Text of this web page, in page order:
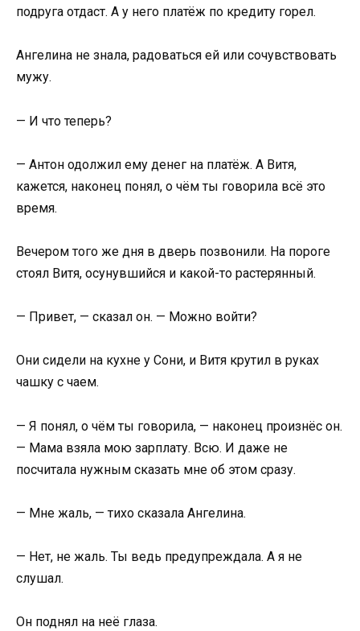
подруга отдаст. А у него платёж по кредиту горел.
Ангелина не знала, радоваться ей или сочувствовать
мужу.
— И что теперь?
— Антон одолжил ему денег на платёж. А Витя,
кажется, наконец понял, о чём ты говорила всё это
время.
Вечером того же дня в дверь позвонили. На пороге
стоял Витя, осунувшийся и какой-то растерянный.
— Привет, — сказал он. — Можно войти?
Они сидели на кухне у Сони, и Витя крутил в руках
чашку с чаем.
— Я понял, о чём ты говорила, — наконец произнёс он.
— Мама взяла мою зарплату. Всю. И даже не
посчитала нужным сказать мне об этом сразу.
— Мне жаль, — тихо сказала Ангелина.
— Нет, не жаль. Ты ведь предупреждала. А я не
слушал.
Он поднял на неё глаза.